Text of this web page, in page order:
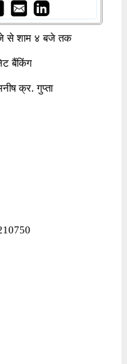
से शाम ४ बजे तक
बैंकिंग
क्र. गुप्ता